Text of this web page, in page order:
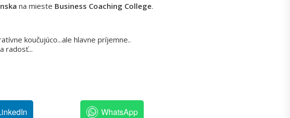
na mieste Business Coaching College.
koučujúco...ale hlavne príjemne..
radosť...
WhatsApp